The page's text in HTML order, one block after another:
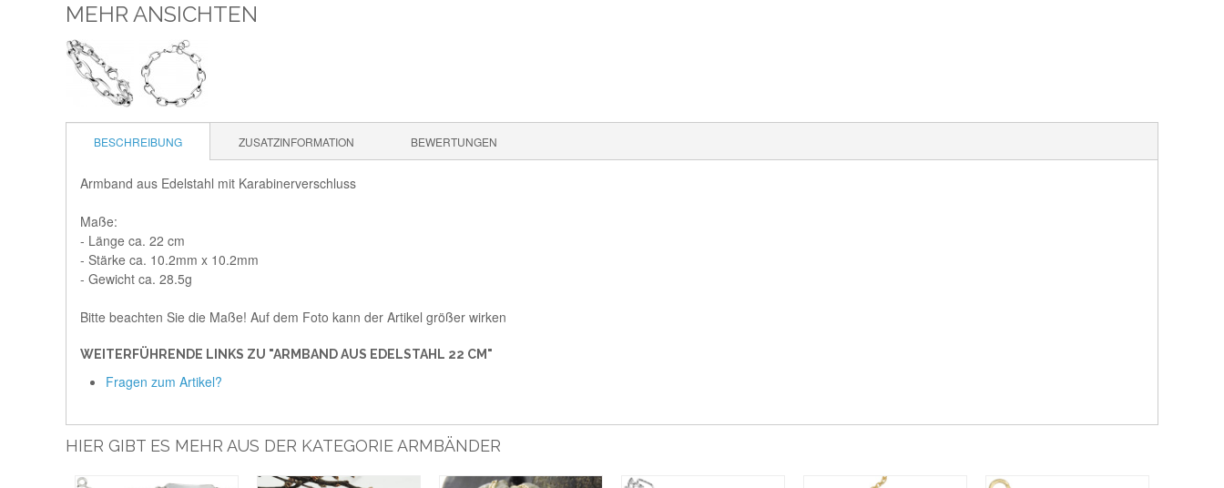
MEHR ANSICHTEN
BESCHREIBUNG ZUSATZINFORMATION BEWERTUNGEN
Armband aus Edelstahl mit Karabinerverschluss
Maße:
- Länge ca. 22 cm
- Stärke ca. 10.2mm x 10.2mm
- Gewicht ca. 28.5g
Bitte beachten Sie die Maße! Auf dem Foto kann der Artikel größer wirken
WEITERFÜHRENDE LINKS ZU "ARMBAND AUS EDELSTAHL 22 CM"
Fragen zum Artikel?
HIER GIBT ES MEHR AUS DER KATEGORIE ARMBÄNDER